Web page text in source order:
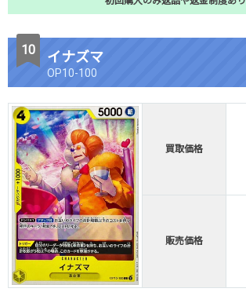
イナズマ
OP10-100
買取価格
販売価格